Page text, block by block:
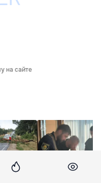
на сайте
и
В Украине